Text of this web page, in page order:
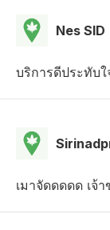
Nes SID
บริการดีประทับ
เมาจัดดดดด เจ้